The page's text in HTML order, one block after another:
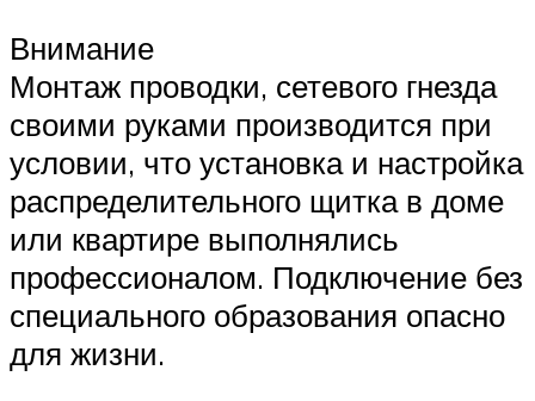
Внимание
Монтаж проводки, сетевого гнезда
своими руками производится при
условии, что установка и настройка
распределительного щитка в доме
или квартире выполнялись
профессионалом. Подключение без
специального образования опасно
для жизни.